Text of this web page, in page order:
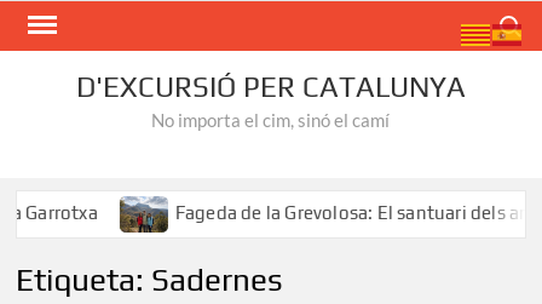
Skip
D'EXCURSIÓ PER CATALUNYA
No importa el cim, sinó el camí
Fageda de la Grevolosa: El santuari dels arbres
Etiqueta: Sadernes